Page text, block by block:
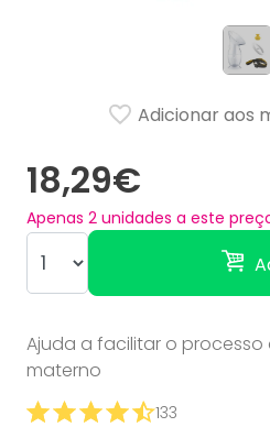
18,29€
Apenas 2 unidades a este
Adicionar aos
Ajuda a facilitar o
materno
133